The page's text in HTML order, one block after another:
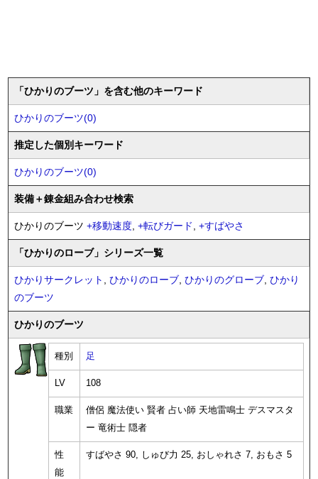
「ひかりのブーツ」を含む他のキーワード
ひかりのブーツ(0)
推定した個別キーワード
ひかりのブーツ(0)
装備＋錬金組み合わせ検索
ひかりのブーツ +移動速度, +転びガード, +すばやさ
「ひかりのローブ」シリーズ一覧
ひかりサークレット , ひかりのローブ, ひかりのグローブ, ひかり
のブーツ
ひかりのブーツ
種別 足
LV 108
職業
僧侶 魔法使い 賢者 占い師 天地雷鳴士 デスマスタ
ー 竜術士 隠者
性
能
すばやさ 90, しゅび力 25, おしゃれさ 7, おもさ 5